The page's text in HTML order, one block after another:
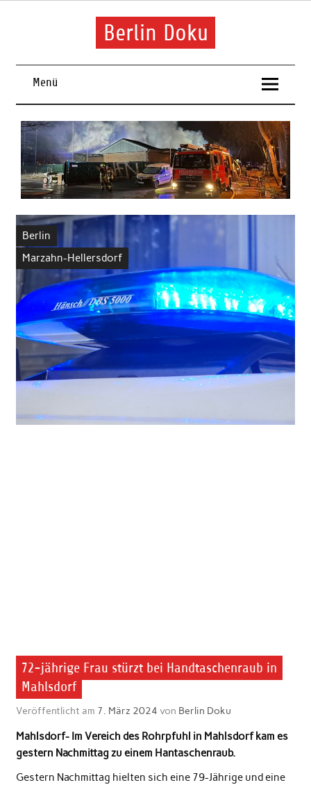
Skip
Berlin Doku
Menü
Berlin
Marzahn-Hellersdorf
72-jährige Frau stürzt bei Handtaschenraub in
Mahlsdorf
Veröffentlicht am 7. März 2024 von Berlin Doku
Mahlsdorf- Im Vereich des Rohrpfuhl in Mahlsdorf kam es
gestern Nachmittag zu einem Hantaschenraub.
Gestern Nachmittag hielten sich eine 79-Jährige und eine